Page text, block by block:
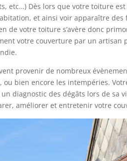
etc…) Dès lors que votre toiture
et ainsi voir apparaître des
de votre toiture s’avère donc
votre couverture par un artisan
provenir de nombreux
ou bien encore les intempéries.
diagnostic des dégâts lors de sa
améliorer et entretenir votre